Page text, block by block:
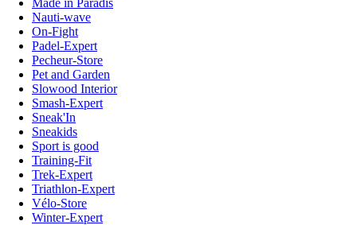
Nauti-wave
On-Fight
Padel-Expert
Pecheur-Store
Pet and Garden
Slowood Interior
Smash-Expert
Sneak'In
Sneakids
Sport is good
Training-Fit
Trek-Expert
Triathlon-Expert
Vélo-Store
Winter-Expert